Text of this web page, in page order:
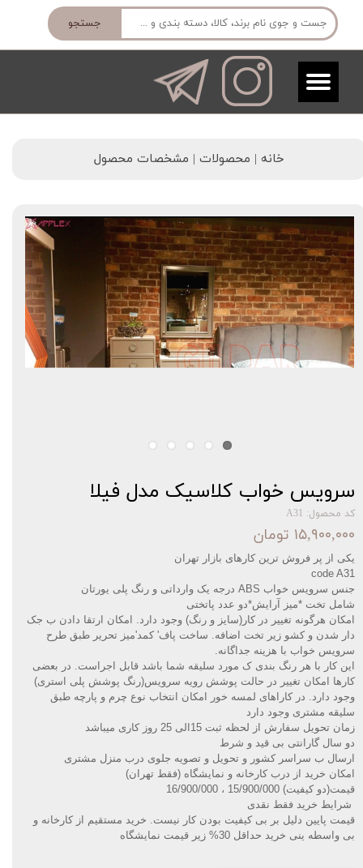
جستجو
خانه | محصولات | مشخصات محصول
سرویس خواب کلاسیک مدل فیلا
کد محصول: A31
۱۵,۹۰۰,۰۰۰ تومان
یکی از پر فروش ترین کارهای بازار تهران‌‌
code A31
جنس سرویس خواب ABS درجه یک وارداتی و رنگ پلی یورتان
شامل تخت *میز آرایش*دو عدد پاتختی
امکان هرگونه تغییر در کار(سایز و رنگ) وجود دارد. امکان ارتقا دادن ب جک
دار شدن و کشو زیر تخت اضافه. ساخت پاف' کمد'میز تحریر طبق طرح
سرویس خواب با هزینه جداگانه
این کار با هر رنگ بندی ک مورد سلیقه شما باشد قابل اجراست. در بعضی
کارها امکان تغییر در حالت پوشش رویه سرویس(رنگ پوشش پلی استری)
وجود دارد. در کاراهای لمسه خور امکان انتخاب نوع چرم و پارچه طبق
سلیقه مشتری وجود دارد
زمان تحویل سفارش از لحظه ثبت 15الی 25 روز کاری میباشد
دو سال گارانتی بی قید و شرط
ارسال ب سراسر کشور و تحویل و تصویه جلوی درب منزل مشتری
امکان خرید از درب کارخانه و نمایشگاه (فقط تهران)
قیمت(دو کیفیت) 15/900/000 ، 16/900/000
️شرایط خرید فقط نقدی
قیمت پایین دلیل بر بی کیفیت بودن کار نیست. خرید مستقیم از کارخانه و
بی واسطه ینی خرید حداقل 30% زیر قیمت نمایشگاه